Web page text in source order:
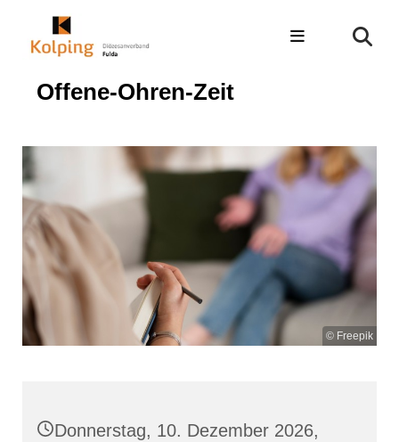
Offene-Ohren-Zeit
© Freepik
Donnerstag, 10. Dezember 2026,